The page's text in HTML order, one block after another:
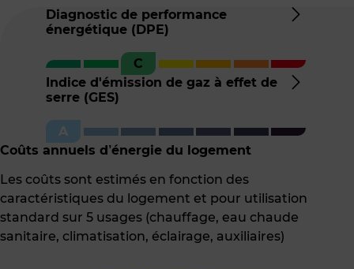
Diagnostic de performance
énergétique (DPE)
DPE
C
Indice d'émission de gaz à effet de
serre (GES)
l'indice
A
Coûts annuels d’énergie du logement
Les coûts sont estimés en fonction des
caractéristiques du logement et pour utilisation
standard sur 5 usages (chauffage, eau chaude
sanitaire, climatisation, éclairage, auxiliaires)